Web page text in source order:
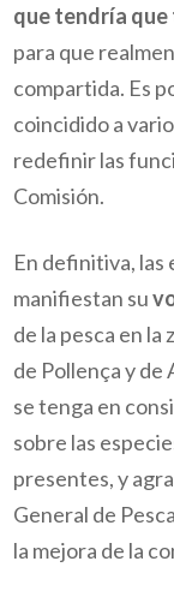
que tendría que
para que
compartida. Es
coincidido a
redefinir las
Comisión.
En definitiva,
manifiestan su
de la pesca en la
de Pollença y de
se tenga en
sobre las
presentes, y
General de
la mejora de la